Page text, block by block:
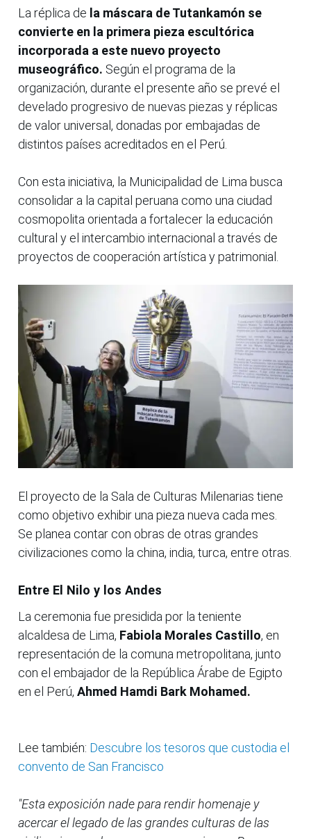
La réplica de la máscara de Tutankamón se
convierte en la primera pieza escultórica
incorporada a este nuevo proyecto
museográfico. Según el programa de la
organización, durante el presente año se prevé el
develado progresivo de nuevas piezas y réplicas
de valor universal, donadas por embajadas de
distintos países acreditados en el Perú.
Con esta iniciativa, la Municipalidad de Lima busca
consolidar a la capital peruana como una ciudad
cosmopolita orientada a fortalecer la educación
cultural y el intercambio internacional a través de
proyectos de cooperación artística y patrimonial.
El proyecto de la Sala de Culturas Milenarias tiene
como objetivo exhibir una pieza nueva cada mes.
Se planea contar con obras de otras grandes
civilizaciones como la china, india, turca, entre otras.
Entre El Nilo y los Andes
La ceremonia fue presidida por la teniente
alcaldesa de Lima, Fabiola Morales Castillo, en
representación de la comuna metropolitana, junto
con el embajador de la República Árabe de Egipto
en el Perú, Ahmed Hamdi Bark Mohamed.
Lee también: Descubre los tesoros que custodia el
convento de San Francisco
"Esta exposición nade para rendir homenaje y
acercar el legado de las grandes culturas de las